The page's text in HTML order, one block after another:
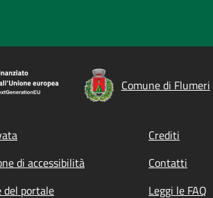
Comune di Flumeri
menu Crediti
di accessibilità
Contatti
portale
Leggi le FAQ